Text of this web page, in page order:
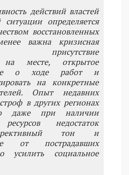
действий властей
определяется
восстановленных
важна кризисная
присутствие
на месте, открытое
о ходе работ и
на конкретные
Опыт недавних
в других регионах
даже при наличии
недостаток
тон и
от пострадавших
усилить социальное